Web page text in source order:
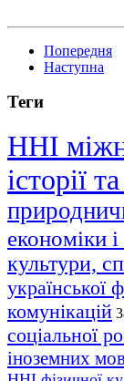
Попередня
Наступна
Теги
ННІ
історії
економіки
культури,
української
комунікацій
соціальної
іноземних